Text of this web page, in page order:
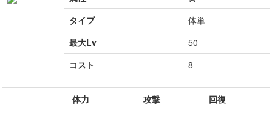
タイプ
体単
最大Lv
50
コスト
8
体力 攻撃
回復